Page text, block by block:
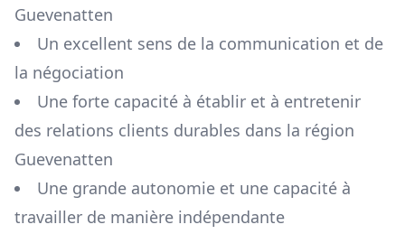
Guevenatten
Un excellent sens de la communication et de
la négociation
Une forte capacité à établir et à entretenir
des relations clients durables dans la région
Guevenatten
Une grande autonomie et une capacité à
travailler de manière indépendante